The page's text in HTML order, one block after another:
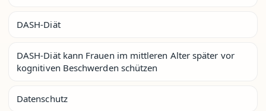
DASH-Diät
DASH-Diät kann Frauen im mittleren Alter später vor
kognitiven Beschwerden schützen
Datenschutz